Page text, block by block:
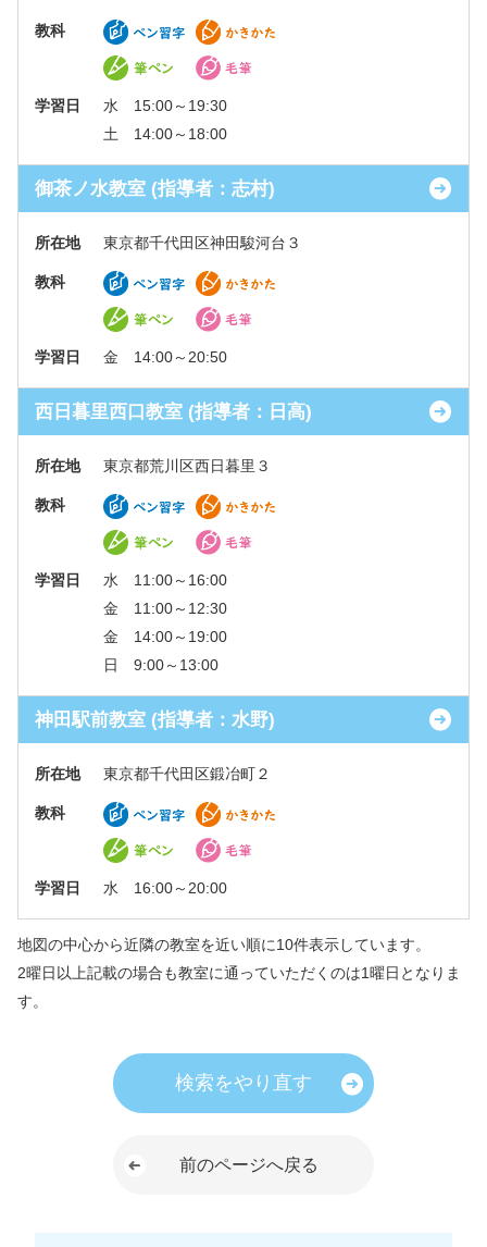
教科
学習日
水 15:00～19:30
土 14:00～18:00
御茶ノ水教室 (指導者：志村)
所在地 東京都千代田区神田駿河台３
教科
学習日 金 14:00～20:50
西日暮里西口教室 (指導者：日高)
所在地 東京都荒川区西日暮里３
教科
学習日
水 11:00～16:00
金 11:00～12:30
金 14:00～19:00
日 9:00～13:00
神田駅前教室 (指導者：水野)
所在地 東京都千代田区鍛冶町２
教科
学習日 水 16:00～20:00
地図の中心から近隣の教室を近い順に10件表示しています。
2曜日以上記載の場合も教室に通っていただくのは1曜日となりま
す。
検索をやり直す
前のページへ戻る